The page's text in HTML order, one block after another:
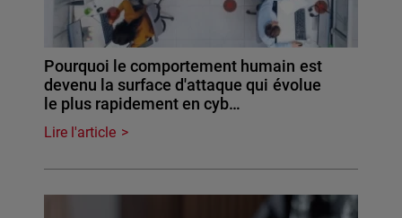
Pourquoi le comportement humain est
devenu la surface d'attaque qui évolue
le plus rapidement en cyb…
Lire l'article